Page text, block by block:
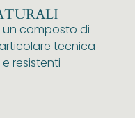
composto di
tecnica
resistenti